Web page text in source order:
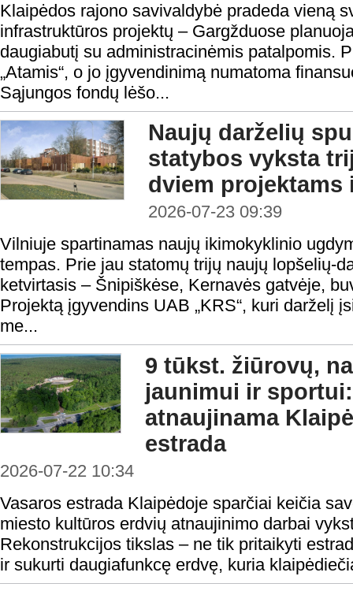
Klaipėdos rajono savivaldybė pradeda vieną
infrastruktūros projektų – Gargžduose
daugiabutį su administracinėmis patalpomis.
„Atamis“, o jo įgyvendinimą numatoma
Sąjungos fondų lėšo...
Naujų darželių
statybos vyksta
dviem projektams
2026-07-23 09:39
Vilniuje spartinamas naujų ikimokyklinio
tempas. Prie jau statomų trijų naujų lopšelių-
ketvirtasis – Šnipiškėse, Kernavės gatvėje,
Projektą įgyvendins UAB „KRS“, kuri darželį
me...
9 tūkst. žiūrovų,
jaunimui ir
atnaujinama
estrada
2026-07-22 10:34
Vasaros estrada Klaipėdoje sparčiai keičia
miesto kultūros erdvių atnaujinimo darbai
Rekonstrukcijos tikslas – ne tik pritaikyti
ir sukurti daugiafunkcę erdvę, kuria